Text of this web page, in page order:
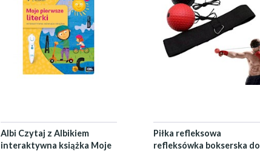
Albi Czytaj z Albikiem
interaktywna książka Moje
Piłka refleksowa
refleksówka bokserska do